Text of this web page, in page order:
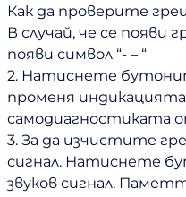
Как да проверите
В случай, че се
появи символ “- – “
2. Натиснете
променя
самодиагностиката
3. За да изчистите
сигнал. Натиснете
звуков сигнал.